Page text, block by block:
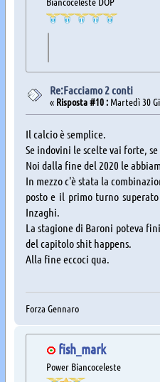
Re:Facciamo 2 conti
« Risposta #10 :Martedì 30
Il calcio è semplice.
Se indovini le scelte vai forte,
Noi dalla fine del 2020 le
In mezzo c'è stata la
posto e il primo turno
Inzaghi.
La stagione di Baroni poteva
del capitolo shit happens.
Alla fine eccoci qua.
Forza Gennaro
fish_mark
Power Biancoceleste